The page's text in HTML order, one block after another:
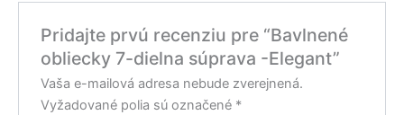
Pridajte prvú recenziu pre “Bavlnené
obliecky 7-dielna súprava -Elegant”
Vaša e-mailová adresa nebude zverejnená.
Vyžadované polia sú označené *